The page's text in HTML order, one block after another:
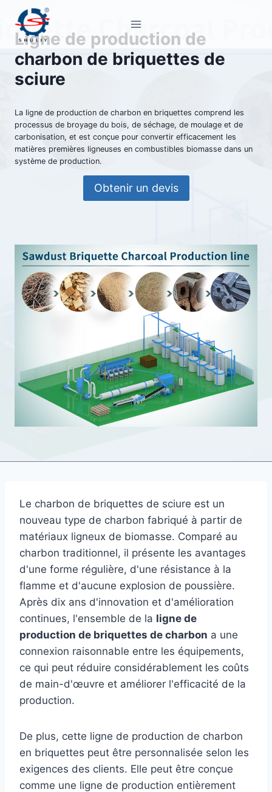
contenu
Ligne de production de
charbon de briquettes de
sciure
La ligne de production de charbon en briquettes comprend les
processus de broyage du bois, de séchage, de moulage et de
carbonisation, et est conçue pour convertir efficacement les
matières premières ligneuses en combustibles biomasse dans un
système de production.
Obtenir un devis
Le charbon de briquettes de sciure est un
nouveau type de charbon fabriqué à partir de
matériaux ligneux de biomasse. Comparé au
charbon traditionnel, il présente les avantages
d'une forme régulière, d'une résistance à la
flamme et d'aucune explosion de poussière.
Après dix ans d'innovation et d'amélioration
continues, l'ensemble de la ligne de
production de briquettes de charbon a une
connexion raisonnable entre les équipements,
ce qui peut réduire considérablement les coûts
de main-d'œuvre et améliorer l'efficacité de la
production.
De plus, cette ligne de production de charbon
en briquettes peut être personnalisée selon les
exigences des clients. Elle peut être conçue
comme une ligne de production entièrement